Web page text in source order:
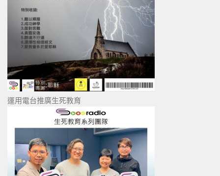
運用電台推廣生死教育